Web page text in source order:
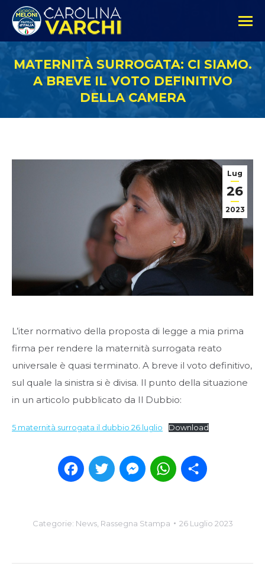
MATERNITÀ SURROGATA: CI SIAMO.
A BREVE IL VOTO DEFINITIVO
DELLA CAMERA
Lug
26
2023
L’iter normativo della proposta di legge a mia prima
firma per rendere la maternità surrogata reato
universale è quasi terminato. A breve il voto definitivo,
sul quale la sinistra si è divisa. Il punto della situazione
in un articolo pubblicato da Il Dubbio:
5 maternità surrogata il dubbio 26 luglio Download
FacebookTwitter MessengerWhatsApp
Categorie: News, Rassegna Stampa 26 Luglio 2023